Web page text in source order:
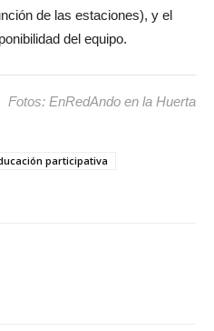
de las estaciones), y el
del equipo.
Fotos: EnRedAndo en la Huerta
participativa